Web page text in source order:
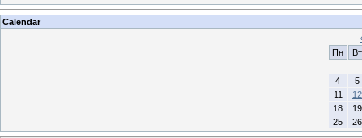
Calendar
Пн
Вт
4
5
11
12
18
19
25
26